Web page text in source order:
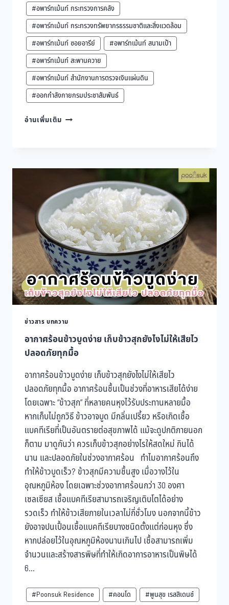
#อพาร์ทเม้นท์ กระทรวงการคลัง
#อพาร์ทเม้นท์ กระทรวงทรัพยากรธรรมชาติและสิ่งแวดล้อม
#อพาร์ทเม้นท์ ซอยอารีย์
#อพาร์ทเม้นท์ สนามเป้า
#อพาร์ทเม้นท์ สะพานควาย
#อพาร์ทเม้นท์ สำนักงานการตรวจเงินแผ่นดิน
#ออกกำลังกายกรมประชาสัมพันธ์
อ่านเพิ่มเติม กลืน
ร่างกาย
ไม่?
ข่าวสาร บทความ
อากาศร้อนข้าวบูดง่าย เก็บข้าวสุกยังไงไม่ให้เสียไว
ปลอดภัยทุกมื้อ
อากาศร้อนข้าวบูดง่าย เก็บข้าวสุกยังไงไม่ให้เสียไว
ปลอดภัยทุกมื้อ อากาศร้อนชื้นเป็นช่วงที่อาหารเสียได้ง่าย
โดยเฉพาะ “ข้าวสุก” ที่หลายคนหุงไว้รับประทานหลายมื้อ
หากเก็บไม่ถูกวิธี ข้าวอาจบูด มีกลิ่นเปรี้ยว หรือเกิดเชื้อ
แบคทีเรียที่เป็นอันตรายต่อสุขภาพได้ แม้จะดูปกติภายนอก
ก็ตาม มาดูกันว่า ควรเก็บข้าวสุกอย่างไรให้สดใหม่ กินได้
นาน และปลอดภัยในช่วงอากาศร้อน ทำไมอากาศร้อนถึง
ทำให้ข้าวบูดเร็ว? ข้าวสุกมีความชื้นสูง เมื่อวางไว้ใน
อุณหภูมิห้อง โดยเฉพาะช่วงอากาศร้อนกว่า 30 องศา
เซลเซียส เชื้อแบคทีเรียสามารถเจริญเติบโตได้อย่าง
รวดเร็ว ทำให้ข้าวเสียภายในเวลาไม่กี่ชั่วโมง นอกจากนี้ข้าว
ยังอาจปนเปื้อนเชื้อแบคทีเรียบางชนิดตั้งแต่ก่อนหุง ซึ่ง
หากปล่อยไว้ในอุณหภูมิห้องนานเกินไป เชื้อสามารถเพิ่ม
จำนวนและสร้างสารพิษที่ทำให้เกิดอาการอาหารเป็นพิษได้
6...
#Poonsuk Residence #คอนโด #พูนสุข เรสสิเดนซ์